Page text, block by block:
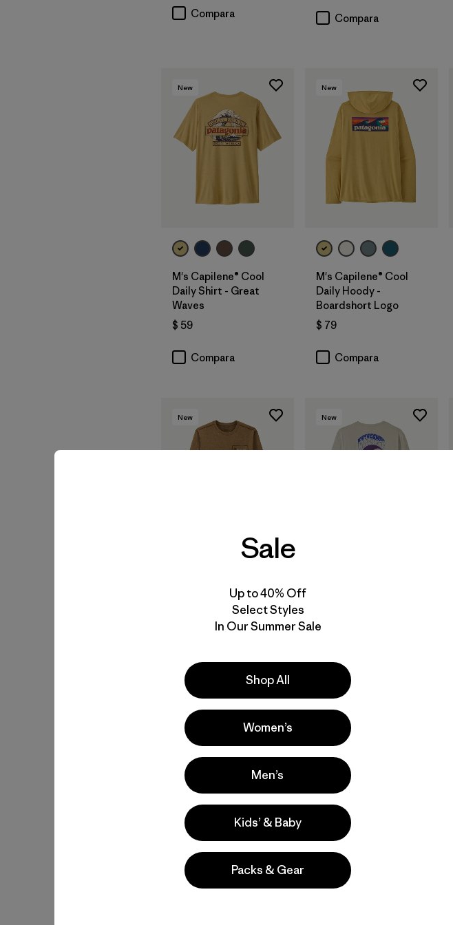
Compara Compara
New
M's Capilene® Cool
Daily Shirt - Great
Waves
$ 59
Compara
New
M's Capilene® Cool
Daily Hoody -
Boardshort Logo
$ 79
Compara
New
M's Long-Sleeved
Capilene® Cool Sun
Shirt - Water People
$ 89
Compara
New
$ 69
New
Sale
Up to 40% Off
Select Styles
In Our Summer Sale
Shop All
Women’s
Men’s
Kids’ & Baby
Packs & Gear